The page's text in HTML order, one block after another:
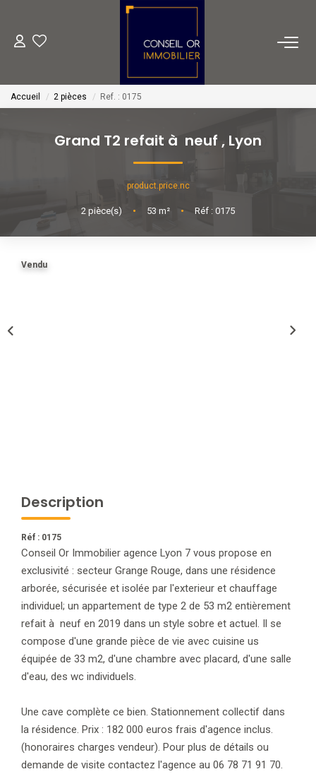
Transaction
CONTACT
Accueil 2 pièces Ref. : 0175
Grand T2 refait à neuf , Lyon
product.price.nc
2 pièce(s) • 53 m² • Réf : 0175
Vendu
Description
Réf : 0175
Conseil Or Immobilier agence Lyon 7 vous propose en
exclusivité : secteur Grange Rouge, dans une résidence
arborée, sécurisée et isolée par l'exterieur et chauffage
individuel; un appartement de type 2 de 53 m2 entièrement
refait à neuf en 2019 dans un style sobre et actuel. Il se
compose d'une grande pièce de vie avec cuisine us
équipée de 33 m2, d'une chambre avec placard, d'une salle
d'eau, des wc individuels.
Une cave complète ce bien. Stationnement collectif dans
la résidence. Prix : 182 000 euros frais d'agence inclus.
(honoraires charges vendeur). Pour plus de détails ou
demande de visite contactez l'agence au 06 78 71 91 70.